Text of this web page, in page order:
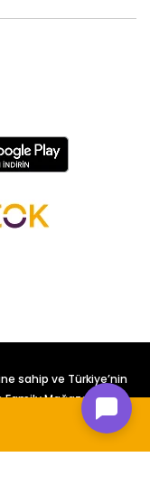
sahip ve Türkiye’nin
Mağazacılık